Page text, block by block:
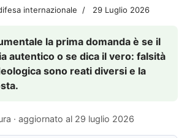
internazionale 29 Luglio 2026
la prima domanda è se il
autentico o se dica il vero: falsità
sono reati diversi e la
· aggiornato al 29 luglio 2026